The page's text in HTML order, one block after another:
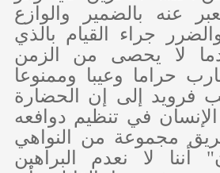
عنه بالضمير والوازع
جراء القيام بالذي
لا يحصى من الزمن
حراما وعيبا وممنوعا
فرويد إلى إن الحضارة
في تنظيم دوافعه
مجموعة من النواهي
أننا لا نعدم البراهين